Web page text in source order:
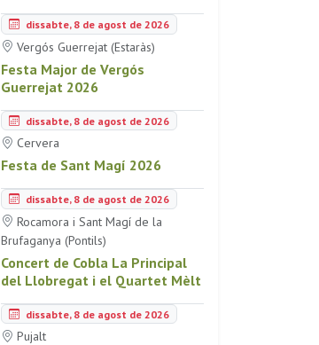
dissabte, 8 de agost de 2026
Vergós Guerrejat (Estaràs)
Festa Major de Vergós
Guerrejat 2026
dissabte, 8 de agost de 2026
Cervera
Festa de Sant Magí 2026
dissabte, 8 de agost de 2026
Rocamora i Sant Magí de la
Brufaganya (Pontils)
Concert de Cobla La Principal
del Llobregat i el Quartet Mèlt
dissabte, 8 de agost de 2026
Pujalt